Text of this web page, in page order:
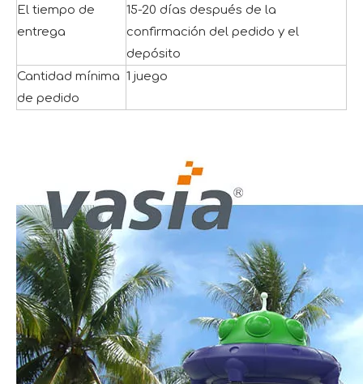
El tiempo de
entrega
15-20 días después de la
confirmación del pedido y el
depósito
Cantidad mínima
de pedido
1 juego